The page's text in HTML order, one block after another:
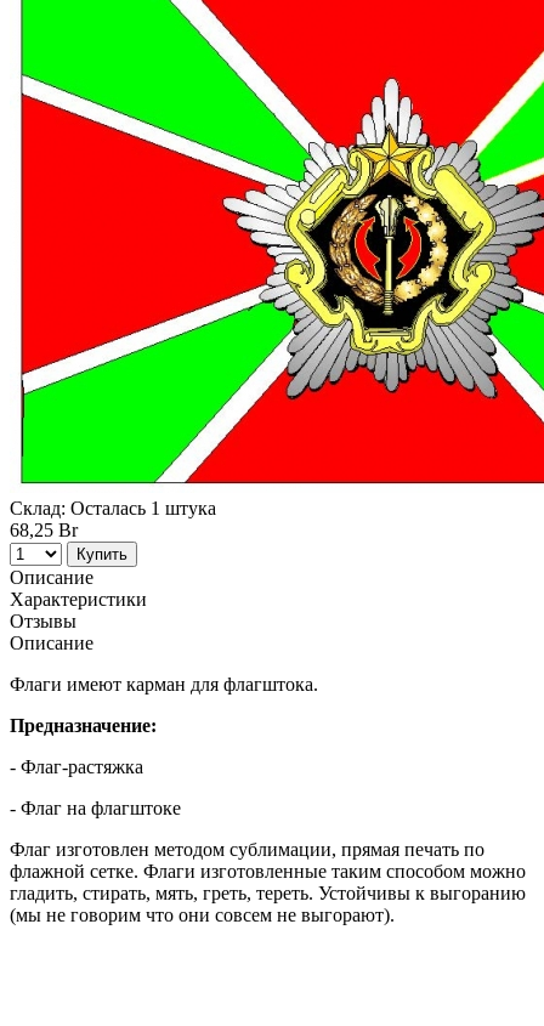
Склад: Осталась 1 штука
68,25 Br
Купить
Описание
Характеристики
Отзывы
Описание
Флаги имеют карман для флагштока.
Предназначение:
- Флаг-растяжка
- Флаг на флагштоке
Флаг изготовлен методом сублимации, прямая печать по
флажной сетке. Флаги изготовленные таким способом можно
гладить, стирать, мять, греть, тереть. Устойчивы к выгоранию
(мы не говорим что они совсем не выгорают).